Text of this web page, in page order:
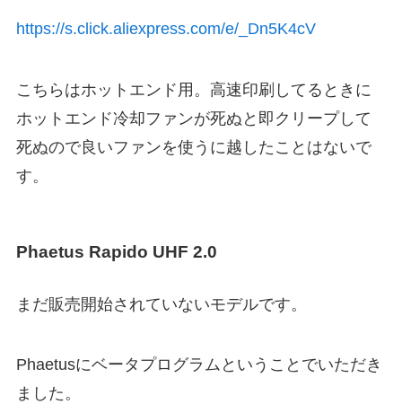
https://s.click.aliexpress.com/e/_Dn5K4cV
こちらはホットエンド用。高速印刷してるときに
ホットエンド冷却ファンが死ぬと即クリープして
死ぬので良いファンを使うに越したことはないで
す。
Phaetus Rapido UHF 2.0
まだ販売開始されていないモデルです。
Phaetusにベータプログラムということでいただき
ました。